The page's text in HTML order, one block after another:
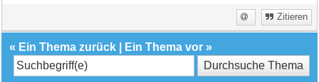
Zitieren
« Ein Thema zurück Ein Thema vor »